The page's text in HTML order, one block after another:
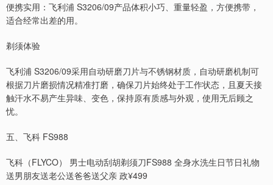
便携实用：飞利浦 S3206/09产品体积小巧、重量轻盈，方便携带，
适合经常出差的用。
剃须体验
飞利浦 S3206/09采用自动研磨刀片与不锈钢材质，自动研磨机制可
根据刀片磨损情况精准打磨，确保刀片始终处于工作状态，且夏天接
触汗水不易产生异味、变色，保持原有质感与外观，使用无后顾之
忧。
五、飞科 FS988
飞科（FLYCO） 男士电动刮胡剃须刀FS988 全身水洗生日节日礼物
送男朋友送老公送爸爸送父亲 政¥499